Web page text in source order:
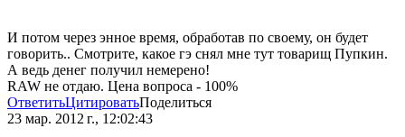
И потом через энное время, обработав по своему, он будет
говорить.. Смотрите, какое гэ снял мне тут товарищ Пупкин.
А ведь денег получил немерено!
RAW не отдаю. Цена вопроса - 100%
ОтветитьЦитироватьПоделиться
23 мар. 2012 г., 12:02:43